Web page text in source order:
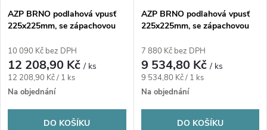
AZP BRNO podlahová vpusť
225x225mm, se zápachovou
10 090 Kč bez DPH
12 208,90 Kč/ ks
Měrná
cena:
12 208,90 Kč / 1 ks
Na objednání
DO KOŠÍKU
AZP BRNO podlahová vpusť
225x225mm, se zápachovou
7 880 Kč bez DPH
9 534,80 Kč/ ks
Měrná
cena:
9 534,80 Kč / 1 ks
Na objednání
DO KOŠÍKU